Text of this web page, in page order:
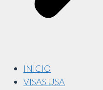
INICIO
VISAS USA